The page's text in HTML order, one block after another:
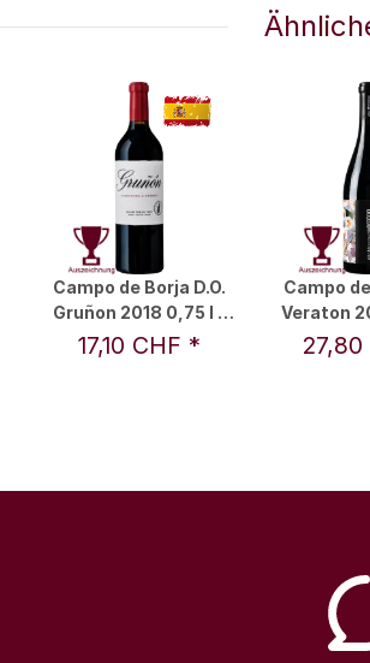
Campo de Borja D.O.
Gruñon 2018 0,75 l -
Locos por el Vino
17,10 CHF *
Campo
Veraton
27,80